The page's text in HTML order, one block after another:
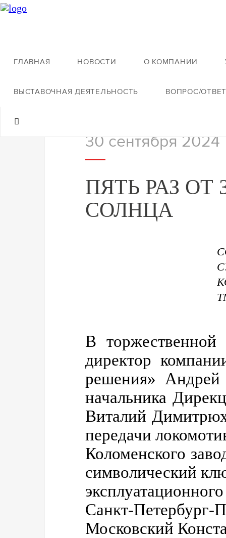
ГЛАВНАЯ НОВОСТИ О КОМПАНИИ
ВЫСТАВОЧНАЯ ДЕЯТЕЛЬНОСТЬ ВОПРОС/ОТВЕТ
30 сентября 2024
ПЯТЬ РАЗ ОТ
СОЛНЦА
В торжественной
директор
решения» Андрей
начальника
Виталий
передачи
Коломенского
символический
Санкт-Петербург-
Московский